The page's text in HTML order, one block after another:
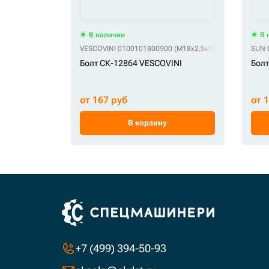
В наличии
VESCOVINI 0100101800900 (M18x2,5x90)
VESCOVINI
Болт СК-12864 VESCOVINI
от 167 руб
В корзину
В
SUN
от
+7 (499) 394-50-93